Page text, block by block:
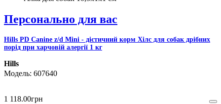
Персонально для вас
Hills PD Canine z/d Mini - дієтичний корм Хілс для собак дрібних
порід при харчовій алергії 1 кг
Hills
607640
1 118.00грн